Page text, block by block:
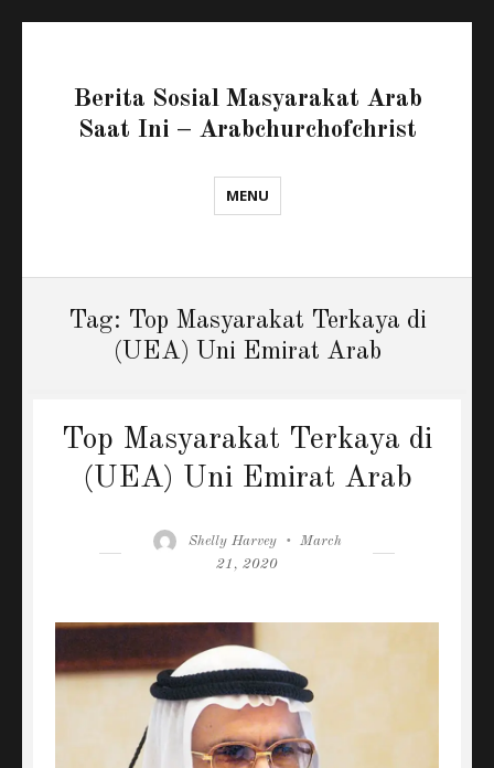
Berita Sosial Masyarakat Arab
Saat Ini – Arabchurchofchrist
MENU
Tag: Top Masyarakat Terkaya di
(UEA) Uni Emirat Arab
Top Masyarakat Terkaya di
(UEA) Uni Emirat Arab
Author
Shelly Harvey
Posted
March
21, 2020